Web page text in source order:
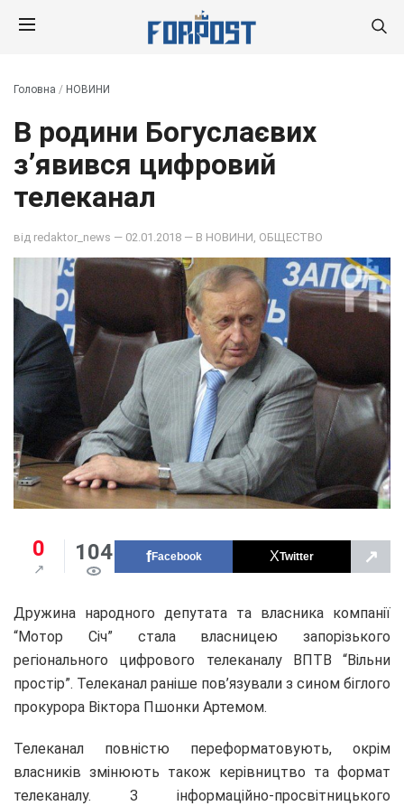
Головна / НОВИНИ
В родини Богуслаєвих
з’явився цифровий
телеканал
від redaktor_news — 02.01.2018 — В НОВИНИ ОБЩЕСТВО
0 104 Facebook Twitter ↗
Дружина народного депутата та власника компанії
“Мотор Січ” стала власницею запорізького
регіонального цифрового телеканалу ВПТВ “Вільни
простір”. Телеканал раніше пов’язували з сином біглого
прокурора Віктора Пшонки Артемом.
Телеканал повністю переформатовують, окрім
власників змінюють також керівництво та формат
телеканалу. З інформаційно-просвітницького